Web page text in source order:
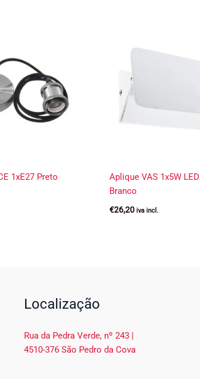
1xE27 Preto
Aplique VAS 1x5W
Branco
€26,20 iva incl.
Localização
Rua da Pedra Verde, nº 243 |
4510-376 São Pedro da Cova